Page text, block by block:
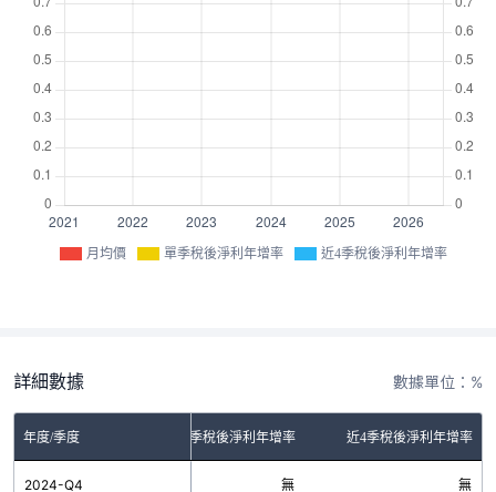
月均價 單季稅後淨利年增率 近4季稅後淨利年增率
詳細數據 數據單位：%
年度/季度 單季稅後淨利年增率 近4季稅後淨利年增率
2024-Q4 無 無